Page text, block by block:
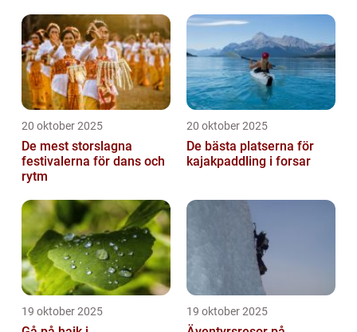
20 oktober 2025
De mest storslagna
festivalerna för dans och
rytm
20 oktober 2025
De bästa platserna för
kajakpaddling i forsar
19 oktober 2025 19 oktober 2025